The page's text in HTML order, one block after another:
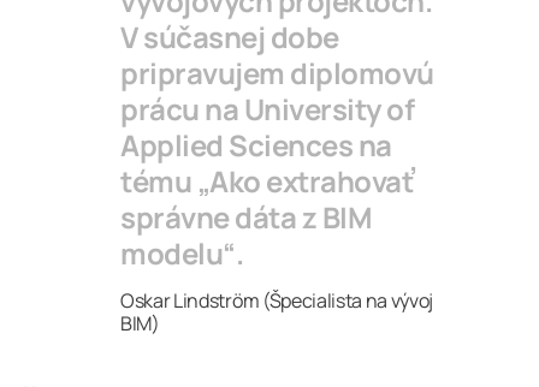
V súčasnej dobe
pripravujem diplomovú
prácu na University of
Applied Sciences na
tému „Ako extrahovať
správne dáta z BIM
modelu“.
Oskar Lindström (Špecialista na vývoj
BIM)